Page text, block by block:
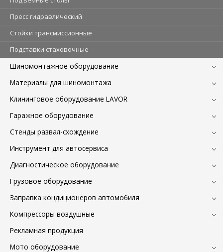
Пресс гидравлический
Стойки трансмиссионные
Подставки стаховочные
Шиномонтажное оборудование
Материалы для шиномонтажа
Клининговое оборудование LAVOR
Гаражное оборудование
Стенды развал-схождение
Инструмент для автосервиса
Диагностическое оборудование
Грузовое оборудование
Заправка кондиционеров автомобиля
Компрессоры воздушные
Рекламная продукция
Мото оборудование